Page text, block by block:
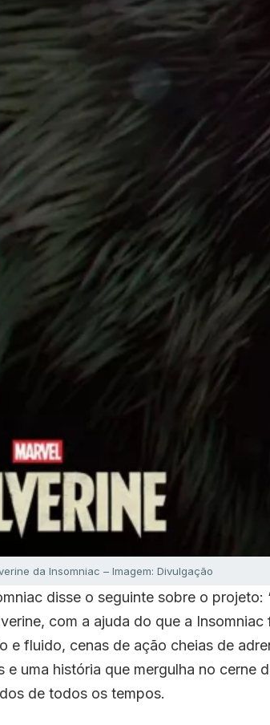
da Insomniac – Imagem: Divulgação
disse o seguinte sobre o projeto:
com a ajuda do que a
e fluido, cenas de ação cheias de
e uma história que mergulha no cerne
de todos os tempos.